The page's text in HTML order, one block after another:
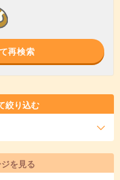
再検索
絞り込む
を見る